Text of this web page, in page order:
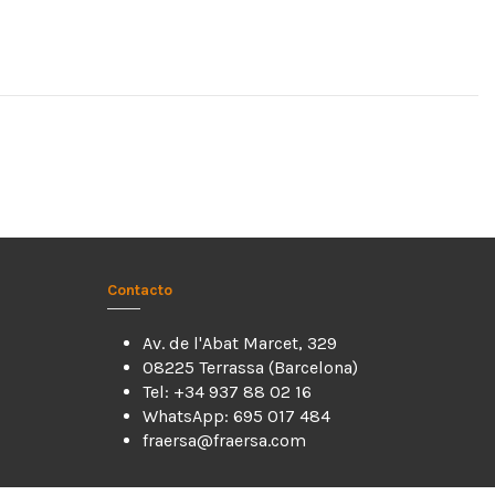
Contacto
Av. de l'Abat Marcet, 329
08225 Terrassa (Barcelona)
Tel: +34 937 88 02 16
WhatsApp: 695 017 484
fraersa@fraersa.com